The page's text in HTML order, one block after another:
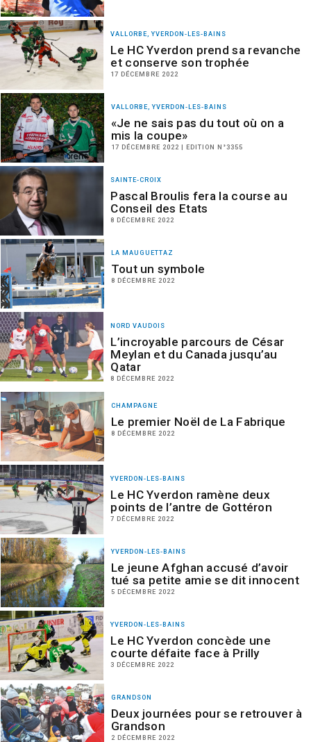
VALLORBE, YVERDON-LES-BAINS
Le HC Yverdon prend sa revanche
et conserve son trophée
17 DÉCEMBRE 2022
VALLORBE, YVERDON-LES-BAINS
«Je ne sais pas du tout où on a
mis la coupe»
17 DÉCEMBRE 2022 | EDITION N°3355
SAINTE-CROIX
Pascal Broulis fera la course au
Conseil des Etats
8 DÉCEMBRE 2022
LA MAUGUETTAZ
Tout un symbole
8 DÉCEMBRE 2022
NORD VAUDOIS
L’incroyable parcours de César
Meylan et du Canada jusqu’au
Qatar
8 DÉCEMBRE 2022
CHAMPAGNE
Le premier Noël de La Fabrique
8 DÉCEMBRE 2022
YVERDON-LES-BAINS
Le HC Yverdon ramène deux
points de l’antre de Gottéron
7 DÉCEMBRE 2022
YVERDON-LES-BAINS
Le jeune Afghan accusé d’avoir
tué sa petite amie se dit innocent
5 DÉCEMBRE 2022
YVERDON-LES-BAINS
Le HC Yverdon concède une
courte défaite face à Prilly
3 DÉCEMBRE 2022
GRANDSON
Deux journées pour se retrouver à
Grandson
2 DÉCEMBRE 2022